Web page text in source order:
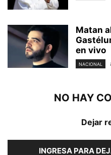
Matan
en vivo
NACIONAL
NO HAY
Dejar
INGRESA PARA